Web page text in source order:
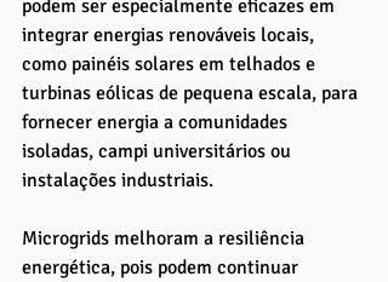
podem ser especialmente eficazes em
integrar energias renováveis locais,
como painéis solares em telhados e
turbinas eólicas de pequena escala, para
fornecer energia a comunidades
isoladas, campi universitários ou
instalações industriais.
Microgrids melhoram a resiliência
energética, pois podem continuar